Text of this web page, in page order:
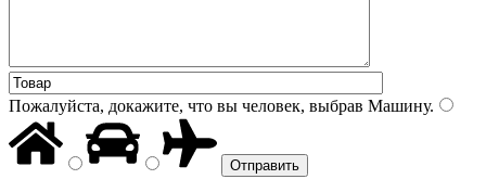
Пожалуйста, докажите, что вы человек, выбрав Машину.